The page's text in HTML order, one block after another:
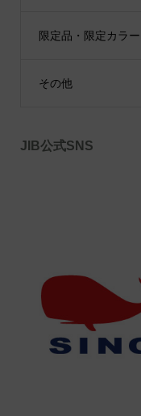
限定品・限定カラー
その他
JIB公式SNS